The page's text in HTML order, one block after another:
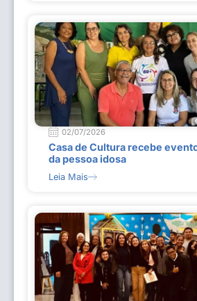
02/07/2026
Casa de Cultura recebe
da pessoa idosa
Leia Mais